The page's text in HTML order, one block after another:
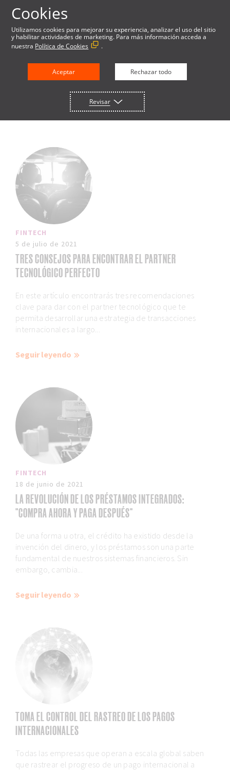
BLOG DE CURRENCYCLOUD
FINTECH
5 de julio de 2021
TRES CONSEJOS PARA ENCONTRAR EL PARTNER
TECNOLÓGICO PERFECTO
En este artículo encontrarás tres recomendaciones
clave para dar con el partner tecnológico que te
permita desarrollar una estrategia de transacciones
internacionales a largo...
Seguir leyendo
FINTECH
18 de junio de 2021
LA REVOLUCIÓN DE LOS PRÉSTAMOS INTEGRADOS:
"COMPRA AHORA Y PAGA DESPUÉS"
De una forma u otra, el crédito ha existido desde la
invención del dinero, y los préstamos son una parte
fundamental de nuestros sistemas financieros. Sin
embargo, cambia...
Seguir leyendo
TOMA EL CONTROL DEL RASTREO DE LOS PAGOS
INTERNACIONALES
Todas las empresas que operan a escala global saben
que rastrear el progreso de un pago internacional a
Cookies
Utilizamos cookies para mejorar su experiencia, analizar el uso del sitio
y habilitar actividades de marketing. Para más información acceda a
nuestra Política de Cookies .
Aceptar Rechazar todo
Revisar